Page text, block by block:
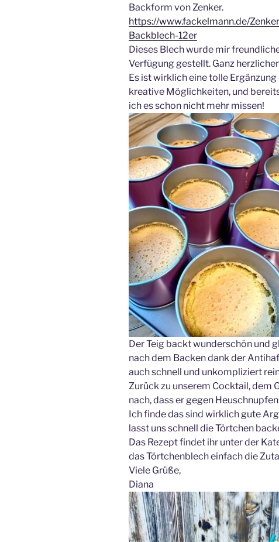
Backform von Zenker.
https://www.fackelmann.de/
Backblech-12er
Dieses Blech wurde mir
Verfügung gestellt. Ganz
Es ist wirklich eine tolle
kreative Möglichkeiten, und
ich es schon nicht mehr missen!
Der Teig backt wunderschön und
nach dem Backen dank der
auch schnell und unkompliziert
Zurück zu unserem Cocktail, dem
nach, dass er gegen
Ich finde das sind wirklich gute
lasst uns schnell die Törtchen
Das Rezept findet ihr unter der
das Törtchenblech einfach die
Viele Grüße,
Diana